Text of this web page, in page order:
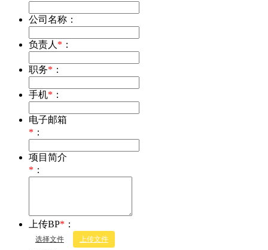
公司名称：
负责人 * ：
职务* ：
手机* ：
电子邮箱
* ：
项目简介
* ：
上传BP* ：
选择文件 上传文件